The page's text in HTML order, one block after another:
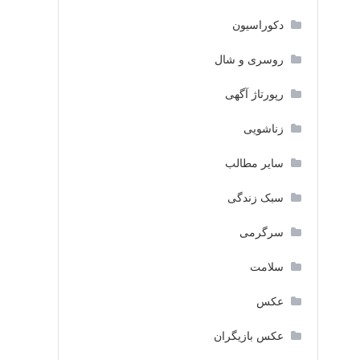
دکوراسیون
روسری و شال
رپورتاژ آگهی
زناشویی
سایر مطالب
سبک زندگی
سرگرمی
سلامت
عکس
عکس بازیگران